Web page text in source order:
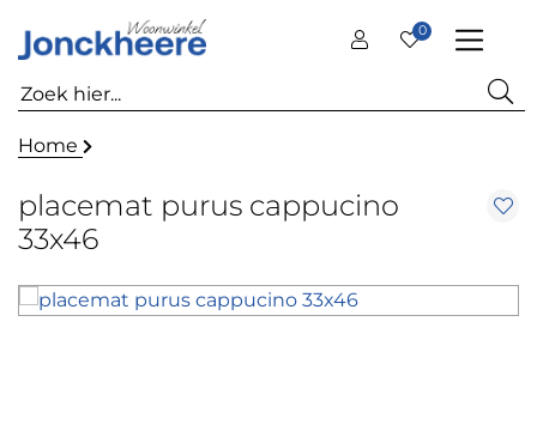
0
Home
placemat purus cappucino
33x46